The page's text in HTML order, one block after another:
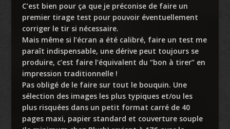
C’est bien pour ça que je préconise de faire un
premier tirage test pour pouvoir éventuellement
corriger le tir si nécessaire.
Mais même si l’écran a été calibré, faire un test me
paraît indispensable, une dérive peut toujours se
produire, c’est faire l’équivalent du “bon à tirer” en
impression traditionnelle !
Pas obligé de le faire sur tout le bouquin. Une
sélection des images les plus typiques et/ou les
plus risquées dans un petit format carré de 40
pages maxi, papier standard et couverture souple